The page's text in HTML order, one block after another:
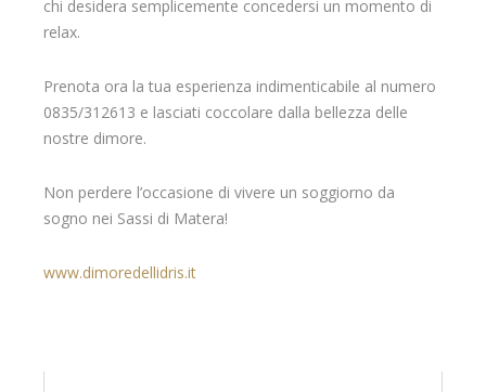
chi desidera semplicemente concedersi un momento di
relax.
Prenota ora la tua esperienza indimenticabile al numero
0835/312613 e lasciati coccolare dalla bellezza delle
nostre dimore.
Non perdere l’occasione di vivere un soggiorno da
sogno nei Sassi di Matera!
www.dimoredellidris.it